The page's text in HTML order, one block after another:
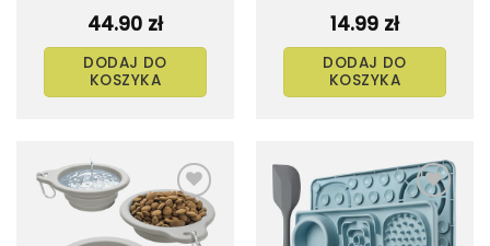
44.90 zł
DODAJ DO
KOSZYKA
14.99 zł
DODAJ DO
KOSZYKA
Dodaj
do
Dodaj
do